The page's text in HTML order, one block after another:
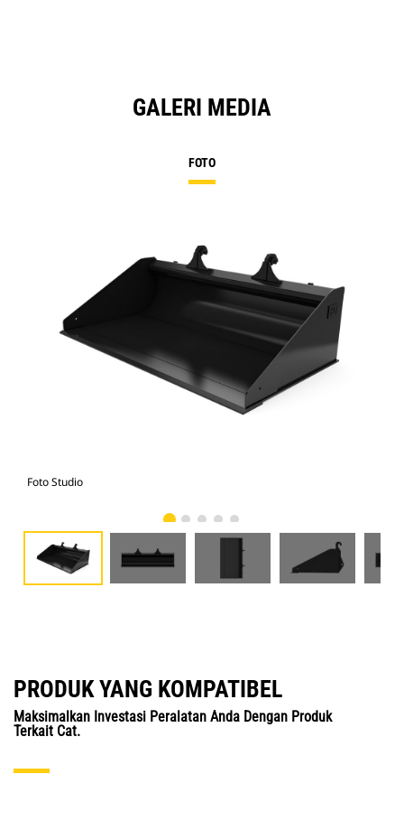
GALERI MEDIA
FOTO
Foto Studio
PRODUK YANG KOMPATIBEL
Maksimalkan Investasi Peralatan Anda Dengan Produk
Terkait Cat.